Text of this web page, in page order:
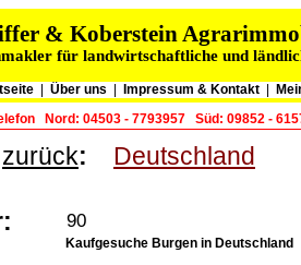
& Koberstein
für landwirtschaftliche und
Über uns Impressum & Kontakt
Nord: 04503 - 7793957 Süd: 09852 -
zurück: Deutschland
90
Kaufgesuche Burgen in Deutschland